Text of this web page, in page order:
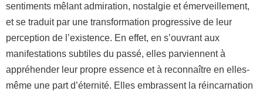
sentiments mêlant admiration, nostalgie et émerveillement,
et se traduit par une transformation progressive de leur
perception de l’existence. En effet, en s’ouvrant aux
manifestations subtiles du passé, elles parviennent à
appréhender leur propre essence et à reconnaître en elles-
même une part d’éternité. Elles embrassent la réincarnation